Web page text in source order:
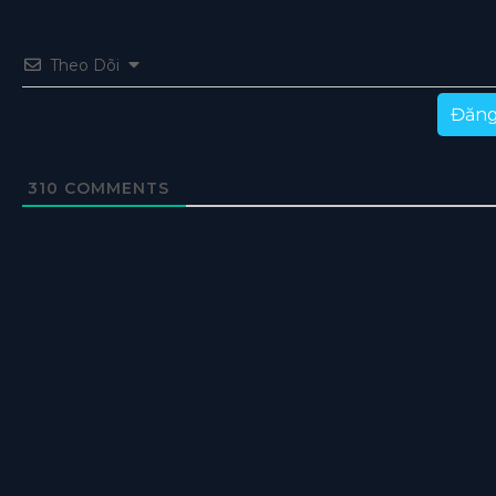
Theo Dõi
310 COMMENTS